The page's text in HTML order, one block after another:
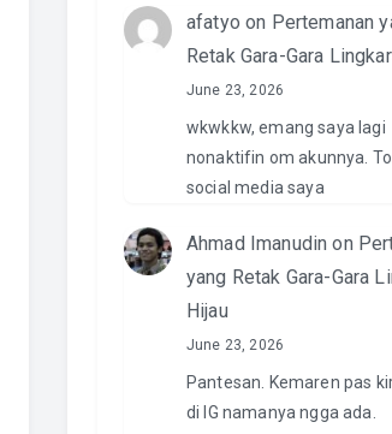
afatyo on Pertemanan
Retak Gara-Gara
June 23, 2026
wkwkkw, emang saya lagi
nonaktifin om akunnya.
social media saya
Ahmad Imanudin on
yang Retak Gara-Gara
Hijau
June 23, 2026
Pantesan. Kemaren pas
di IG namanya ngga ada.